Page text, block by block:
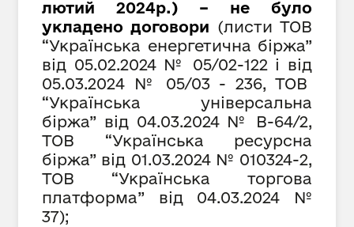
лютий 2024р.) – не було
укладено договори (листи ТОВ
“Українська енергетична біржа”
від 05.02.2024 № 05/02-122 і від
05.03.2024 №
05/03 - 236, ТОВ
“Українська універсальна
біржа” від 04.03.2024 № В-64/2,
ТОВ “Українська ресурсна
біржа” від 01.03.2024 № 010324-2,
ТОВ “Українська торгова
платформа” від 04.03.2024 №
37);